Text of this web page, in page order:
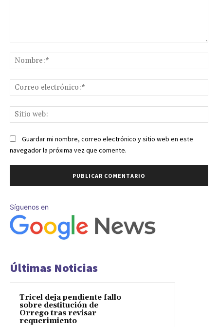
Guardar mi nombre, correo electrónico y sitio web en este
navegador la próxima vez que comente.
Síguenos en
Últimas Noticias
Tricel deja pendiente fallo
sobre destitución de
Orrego tras revisar
requerimiento